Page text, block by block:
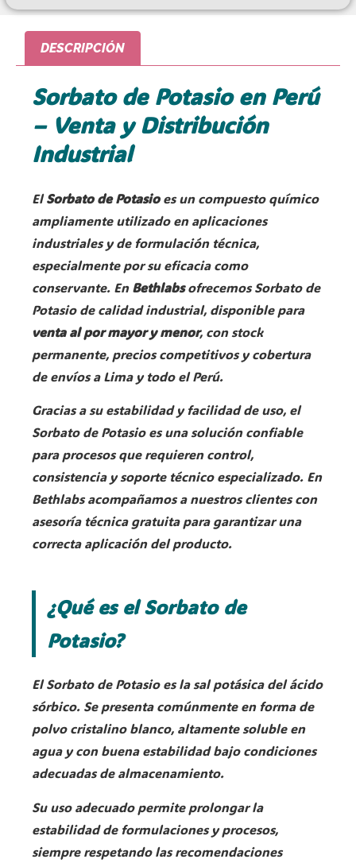
DESCRIPCIÓN
Sorbato de Potasio en Perú
– Venta y Distribución
Industrial
ElSorbato de Potasioes un compuesto químico
ampliamente utilizado en aplicaciones
industriales y de formulación técnica,
especialmente por su eficacia como
conservante. EnBethlabsofrecemos Sorbato de
Potasio de calidad industrial, disponible para
venta al por mayor y menor, con stock
permanente, precios competitivos y cobertura
de envíos a Lima y todo el Perú.
Gracias a su estabilidad y facilidad de uso, el
Sorbato de Potasio es una solución confiable
para procesos que requieren control,
consistencia y soporte técnico especializado. En
Bethlabs acompañamos a nuestros clientes con
asesoría técnica gratuita para garantizar una
correcta aplicación del producto.
¿Qué es el Sorbato de
Potasio?
El Sorbato de Potasio es la sal potásica del ácido
sórbico. Se presenta comúnmente en forma de
polvo cristalino blanco, altamente soluble en
agua y con buena estabilidad bajo condiciones
adecuadas de almacenamiento.
Su uso adecuado permite prolongar la
estabilidad de formulaciones y procesos,
siempre respetando las recomendaciones